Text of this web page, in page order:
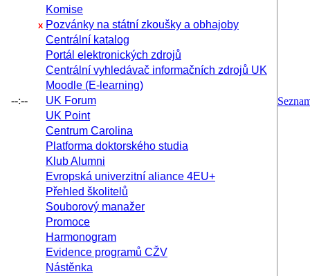
--:--
Komise
x Pozvánky na státní zkoušky a obhajoby
Centrální katalog
Portál elektronických zdrojů
Centrální vyhledávač informačních zdrojů UK
Moodle (E-learning)
UK Forum
UK Point
Centrum Carolina
Platforma doktorského studia
Klub Alumni
Evropská univerzitní aliance 4EU+
Přehled školitelů
Souborový manažer
Promoce
Harmonogram
Evidence programů CŽV
Nástěnka